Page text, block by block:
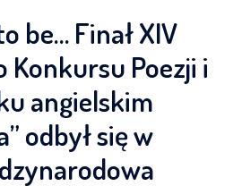
be… Finał XIV
Konkursu Poezji i
angielskim
odbył się w